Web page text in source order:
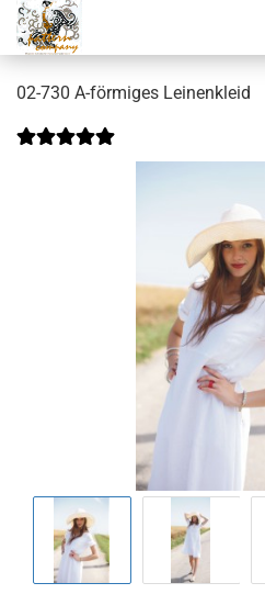
02-730 A-förmiges Leinenkleid